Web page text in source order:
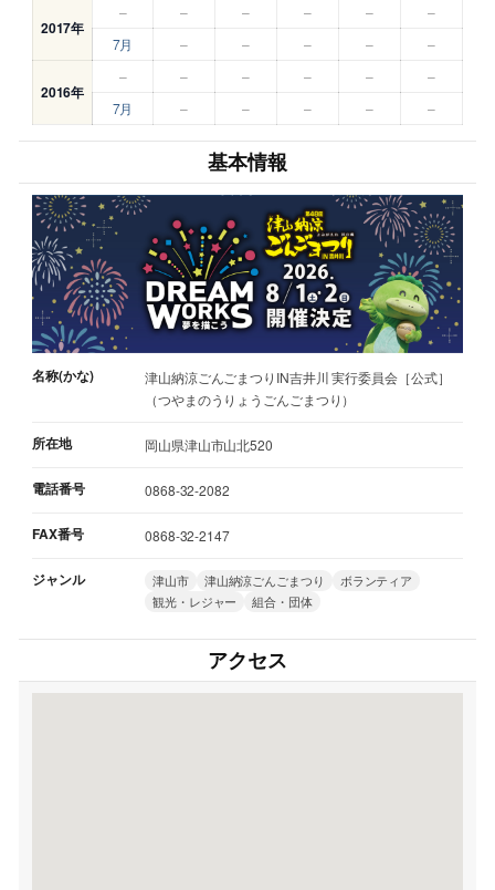
2017年
– – – – –
–
7月
– – – – –
2016年
– – – – –
–
7月
– – – – –
基本情報
名称(かな)
津山納涼ごんごまつりIN吉井川 実行委員会［公式］
（つやまのうりょうごんごまつり）
所在地 岡山県津山市山北520
電話番号 0868-32-2082
FAX番号 0868-32-2147
ジャンル 津山市 津山納涼ごんごまつり
ボランティア
観光・レジャー
組合・団体
アクセス